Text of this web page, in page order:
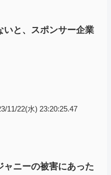
いと、スポンサー企業
11/22(水) 23:20:25.47
ャニーの被害にあった